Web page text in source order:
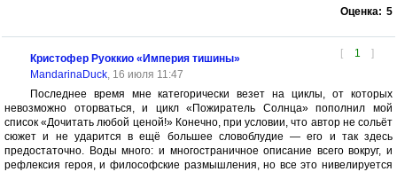
Оценка: 5
[ 1 ]
Кристофер Руоккио «Империя тишины»
MandarinaDuck, 16 июля 11:47
Последнее время мне категорически везет на циклы, от которых
невозможно оторваться, и цикл «Пожиратель Солнца» пополнил мой
список «Дочитать любой ценой!» Конечно, при условии, что автор не сольёт
сюжет и не ударится в ещё большее словоблудие — его и так здесь
предостаточно. Воды много: и многостраничное описание всего вокруг, и
рефлексия героя, и философские размышления, но все это нивелируется